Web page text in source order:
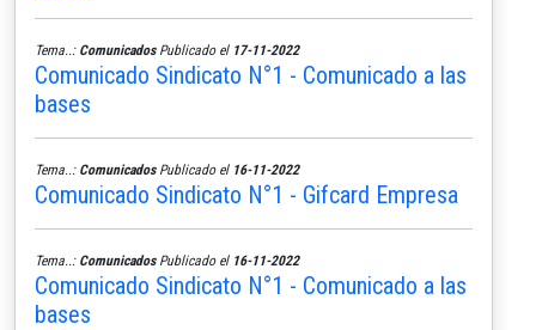
Tema..: ComunicadosPublicado el 17-11-2022
Comunicado Sindicato N°1 - Comunicado a las
bases
Tema..: ComunicadosPublicado el 16-11-2022
Comunicado Sindicato N°1 - Gifcard Empresa
Tema..: ComunicadosPublicado el 16-11-2022
Comunicado Sindicato N°1 - Comunicado a las
bases